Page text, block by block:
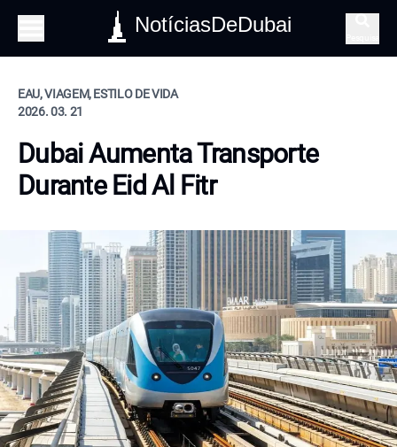
NotíciasDeDubai
EAU, VIAGEM, ESTILO DE VIDA
2026. 03. 21
Dubai Aumenta Transporte
Durante Eid Al Fitr